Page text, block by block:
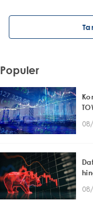
Populer